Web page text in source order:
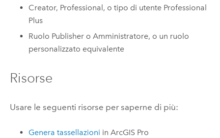
Creator, Professional, o tipo di utente Professional
Plus
Ruolo Publisher o Amministratore, o un ruolo
personalizzato equivalente
Risorse
Usare le seguenti risorse per saperne di più:
Genera tassellazioni inArcGIS Pro